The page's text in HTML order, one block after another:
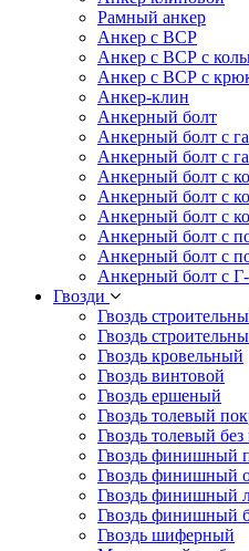
Рамный анкер
Анкер с ВСР
Анкер с ВСР с
Анкер с ВСР с
Анкер-клин
Анкерный болт
Анкерный болт с
Анкерный болт с
Анкерный болт с
Анкерный болт с
Анкерный болт с
Анкерный болт с
Анкерный болт с
Анкерный болт с
Гвозди
Гвоздь
Гвоздь
Гвоздь кровельный
Гвоздь винтовой
Гвоздь ершеный
Гвоздь толевый
Гвоздь толевый
Гвоздь финишный
Гвоздь финишный
Гвоздь финишный
Гвоздь финишный
Гвоздь шиферный